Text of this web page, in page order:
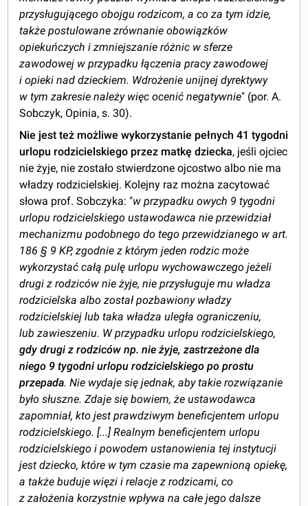
przysługującego obojgu rodzicom, a co za tym idzie,
także postulowane zrównanie obowiązków
opiekuńczych i zmniejszanie różnic w sferze
zawodowej w przypadku łączenia pracy zawodowej
i opieki nad dzieckiem. Wdrożenie unijnej dyrektywy
w tym zakresie należy więc ocenić negatywnie" (por. A.
Sobczyk, Opinia, s. 30).
Nie jest też możliwe wykorzystanie pełnych 41 tygodni
urlopu rodzicielskiego przez matkę dziecka, jeśli ojciec
nie żyje, nie zostało stwierdzone ojcostwo albo nie ma
władzy rodzicielskiej. Kolejny raz można zacytować
słowa prof. Sobczyka: "w przypadku owych 9 tygodni
urlopu rodzicielskiego ustawodawca nie przewidział
mechanizmu podobnego do tego przewidzianego w art.
186 § 9 KP, zgodnie z którym jeden rodzic może
wykorzystać całą pulę urlopu wychowawczego jeżeli
drugi z rodziców nie żyje, nie przysługuje mu władza
rodzicielska albo został pozbawiony władzy
rodzicielskiej lub taka władza uległa ograniczeniu,
lub zawieszeniu. W przypadku urlopu rodzicielskiego,
gdy drugi z rodziców np. nie żyje, zastrzeżone dla
niego 9 tygodni urlopu rodzicielskiego po prostu
przepada. Nie wydaje się jednak, aby takie rozwiązanie
było słuszne. Zdaje się bowiem, że ustawodawca
zapomniał, kto jest prawdziwym beneficjentem urlopu
rodzicielskiego. [...] Realnym beneficjentem urlopu
rodzicielskiego i powodem ustanowienia tej instytucji
jest dziecko, które w tym czasie ma zapewnioną opiekę,
a także buduje więzi i relacje z rodzicami, co
z założenia korzystnie wpływa na całe jego dalsze